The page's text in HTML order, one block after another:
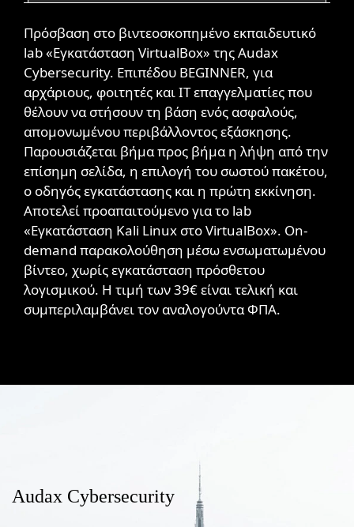
Πρόσβαση στο βιντεοσκοπημένο εκπαιδευτικό
lab «Εγκατάσταση VirtualBox» της Audax
Cybersecurity. Επιπέδου BEGINNER, για
αρχάριους, φοιτητές και IT επαγγελματίες που
θέλουν να στήσουν τη βάση ενός ασφαλούς,
απομονωμένου περιβάλλοντος εξάσκησης.
Παρουσιάζεται βήμα προς βήμα η λήψη από την
επίσημη σελίδα, η επιλογή του σωστού πακέτου,
ο οδηγός εγκατάστασης και η πρώτη εκκίνηση.
Αποτελεί προαπαιτούμενο για το lab
«Εγκατάσταση Kali Linux στο VirtualBox». On-
demand παρακολούθηση μέσω ενσωματωμένου
βίντεο, χωρίς εγκατάσταση πρόσθετου
λογισμικού. Η τιμή των 39€ είναι τελική και
συμπεριλαμβάνει τον αναλογούντα ΦΠΑ.
Audax Cybersecurity